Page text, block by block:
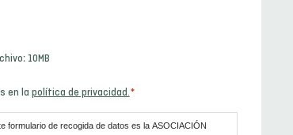
10MB
en la política de privacidad.*
formulario de recogida de datos es la ASOCIACIÓN